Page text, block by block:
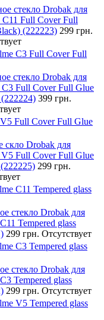
стекло Drobak для
C11 Full Cover Full
(222223) 299 грн.
C3 Full Cover Full
стекло Drobak для
C3 Full Cover Full Glue
399 грн.
Full Cover Full Glue
скло Drobak для
V5 Full Cover Full Glue
299 грн.
C11 Tempered glass
стекло Drobak для
Tempered glass
299 грн. Отсутствует
C3 Tempered glass
стекло Drobak для
Tempered glass
299 грн. Отсутствует
V5 Tempered glass